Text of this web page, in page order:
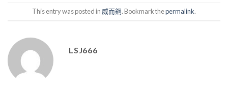
This entry was posted in 威而鋼. Bookmark thepermalink.
LSJ666